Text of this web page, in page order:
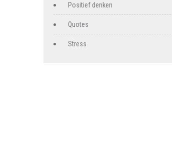
Positief denken
Quotes
Stress